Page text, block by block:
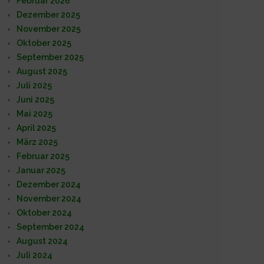
Dezember 2025
November 2025
Oktober 2025
September 2025
August 2025
Juli 2025
Juni 2025
Mai 2025
April 2025
März 2025
Februar 2025
Januar 2025
Dezember 2024
November 2024
Oktober 2024
September 2024
August 2024
Juli 2024